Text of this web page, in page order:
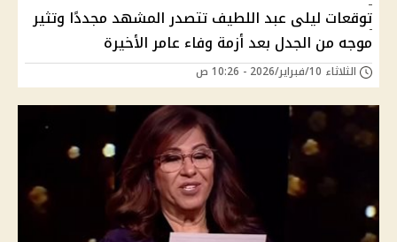
توقعات ليلى عبد اللطيف تتصدر المشهد مجددًا وتثير
موجه من الجدل بعد أزمة وفاء عامر الأخيرة
الثلاثاء 10/فبراير/2026 - 10:26 ص